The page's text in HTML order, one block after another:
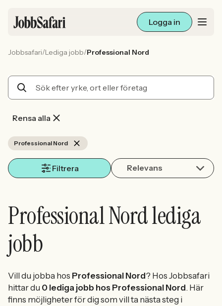
Logga in
Arbetsliv och karriär
Sök med AI
Jobbsafari/Lediga jobb/Professional Nord
Rensa alla
Professional Nord
Filtrera Relevans
Professional Nord lediga
jobb
Vill du jobba hos Professional Nord? Hos Jobbsafari
hittar du 0 lediga jobb hos Professional Nord. Här
finns möjligheter för dig som vill ta nästa steg i